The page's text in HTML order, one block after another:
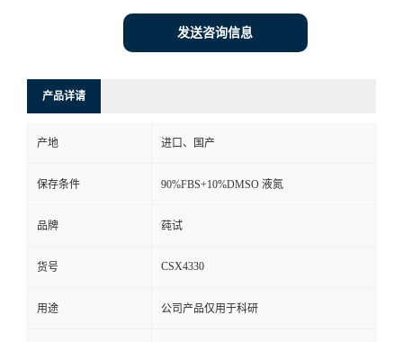
发送咨询信息
产品详请
产地 进口、国产
保存条件 90%FBS+10%DMSO 液氮
品牌 莼试
货号 CSX4330
用途 公司产品仅用于科研